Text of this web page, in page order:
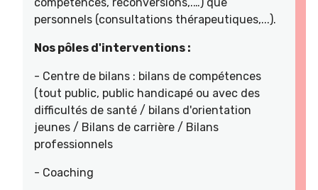
personnels (consultations thérapeutiques,...).
Nos pôles d'interventions :
- Centre de bilans : bilans de compétences
(tout public, public handicapé ou avec des
difficultés de santé / bilans d'orientation
jeunes / Bilans de carrière / Bilans
professionnels
- Coaching